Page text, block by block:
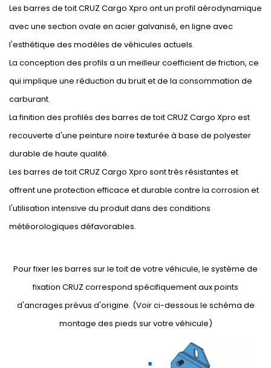
Les barres de toit CRUZ Cargo Xpro ont un profil aérodynamique
avec une section ovale en acier galvanisé, en ligne avec
l'esthétique des modèles de véhicules actuels.
La conception des profils a un meilleur coefficient de friction, ce
qui implique une réduction du bruit et de la consommation de
carburant.
La finition des profilés des barres de toit CRUZ Cargo Xpro est
recouverte d'une peinture noire texturée à base de polyester
durable de haute qualité.
Les barres de toit CRUZ Cargo Xpro sont très résistantes et
offrent une protection efficace et durable contre la corrosion et
l'utilisation intensive du produit dans des conditions
Pour fixer les barres sur le toit de votre véhicule, le système de
fixation CRUZ correspond spécifiquement aux points
d'ancrages prévus d'origine. (Voir ci-dessous le schéma de
montage des pieds sur votre véhicule)